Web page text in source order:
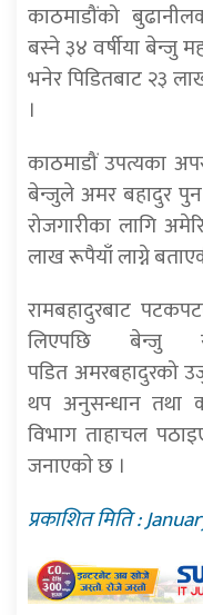
काठमाडौंको
बस्ने ३४ वर्षीया बेन्जु
भनेर पिडितबाट २३
।
काठमाडौं उपत्यका
बेन्जुले अमर बहादुर
रोजगारीका लागि
लाख रूपैयाँ लाग्ने
रामबहादुरबाट
लिएपछि बेन्जु
पडित अमरबहादुरको
थप अनुसन्धान तथा
विभाग ताहाचल
जनाएकाे छ ।
प्रकाशित मिति :